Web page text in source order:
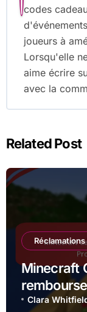
codes
joueurs à
Lorsqu'elle
aime écrire
avec la
Related Post
Minecraft
Service
Clara